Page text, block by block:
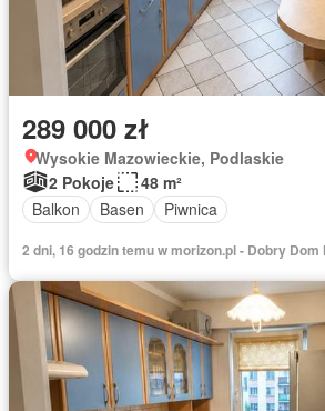
289 000 zł
Wysokie Mazowieckie, Podlaskie
2 Pokoje
48 m²
Balkon
Basen Piwnica
2 dni, 16 godzin temu w morizon.pl - Dobry